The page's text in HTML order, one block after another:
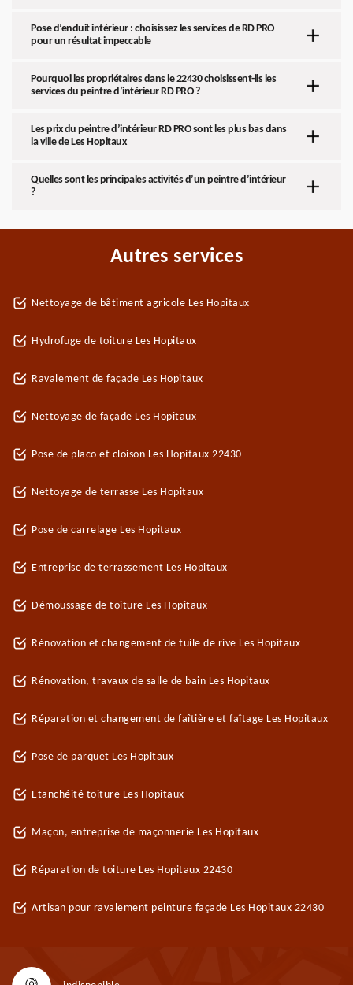
Pose d’enduit intérieur : choisissez les services de RD PRO
pour un résultat impeccable
Pourquoi les propriétaires dans le 22430 choisissent-ils les
services du peintre d’intérieur RD PRO ?
Les prix du peintre d’intérieur RD PRO sont les plus bas dans
la ville de Les Hopitaux
Quelles sont les principales activités d’un peintre d’intérieur
?
Autres services
Nettoyage de bâtiment agricole Les Hopitaux
Hydrofuge de toiture Les Hopitaux
Ravalement de façade Les Hopitaux
Nettoyage de façade Les Hopitaux
Pose de placo et cloison Les Hopitaux 22430
Nettoyage de terrasse Les Hopitaux
Pose de carrelage Les Hopitaux
Entreprise de terrassement Les Hopitaux
Démoussage de toiture Les Hopitaux
Rénovation et changement de tuile de rive Les Hopitaux
Rénovation, travaux de salle de bain Les Hopitaux
Réparation et changement de faîtière et faîtage Les Hopitaux
Pose de parquet Les Hopitaux
Etanchéité toiture Les Hopitaux
Maçon, entreprise de maçonnerie Les Hopitaux
Réparation de toiture Les Hopitaux 22430
Artisan pour ravalement peinture façade Les Hopitaux 22430